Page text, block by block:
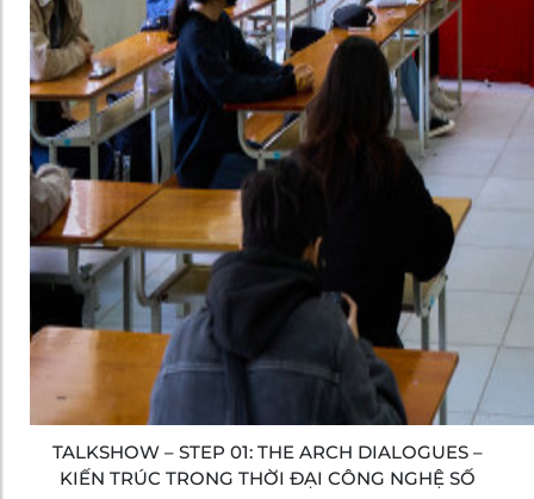
TALKSHOW – STEP 01: THE ARCH DIALOGUES –
KIẾN TRÚC TRONG THỜI ĐẠI CÔNG NGHỆ SỐ